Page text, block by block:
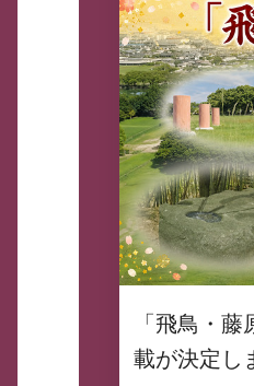
「飛鳥・
載が決定し